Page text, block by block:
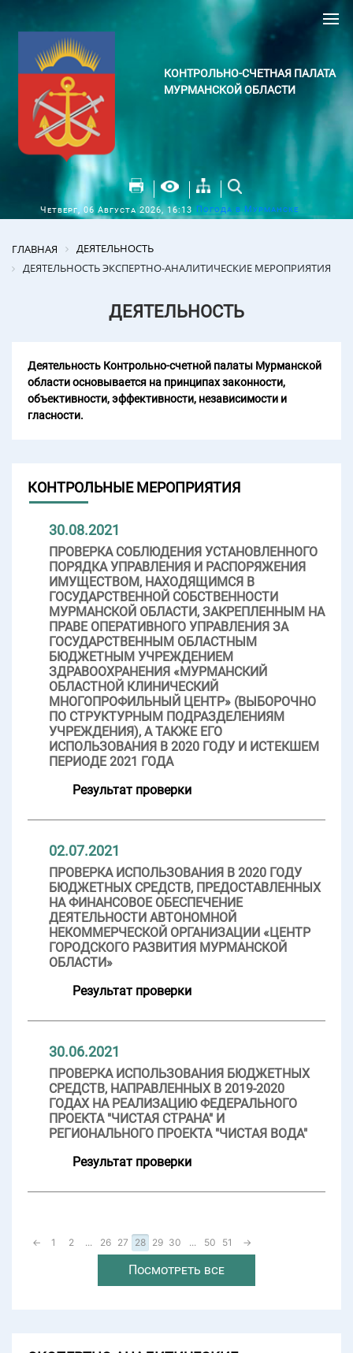
КОНТРОЛЬНО-СЧЕТНАЯ ПАЛАТА
МУРМАНСКОЙ ОБЛАСТИ
Четверг, 06 Августа 2026, 16:13 Погода в Мурманске
ГЛАВНАЯ
ДЕЯТЕЛЬНОСТЬ
ДЕЯТЕЛЬНОСТЬ ЭКСПЕРТНО-АНАЛИТИЧЕСКИЕ МЕРОПРИЯТИЯ
ДЕЯТЕЛЬНОСТЬ
Деятельность Контрольно-счетной палаты Мурманской
области основывается на принципах законности,
объективности, эффективности, независимости и
гласности.
КОНТРОЛЬНЫЕ МЕРОПРИЯТИЯ
30.08.2021
ПРОВЕРКА СОБЛЮДЕНИЯ УСТАНОВЛЕННОГО
ПОРЯДКА УПРАВЛЕНИЯ И РАСПОРЯЖЕНИЯ
ИМУЩЕСТВОМ, НАХОДЯЩИМСЯ В
ГОСУДАРСТВЕННОЙ СОБСТВЕННОСТИ
МУРМАНСКОЙ ОБЛАСТИ, ЗАКРЕПЛЕННЫМ НА
ПРАВЕ ОПЕРАТИВНОГО УПРАВЛЕНИЯ ЗА
ГОСУДАРСТВЕННЫМ ОБЛАСТНЫМ
БЮДЖЕТНЫМ УЧРЕЖДЕНИЕМ
ЗДРАВООХРАНЕНИЯ «МУРМАНСКИЙ
ОБЛАСТНОЙ КЛИНИЧЕСКИЙ
МНОГОПРОФИЛЬНЫЙ ЦЕНТР» (ВЫБОРОЧНО
ПО СТРУКТУРНЫМ ПОДРАЗДЕЛЕНИЯМ
УЧРЕЖДЕНИЯ), А ТАКЖЕ ЕГО
ИСПОЛЬЗОВАНИЯ В 2020 ГОДУ И ИСТЕКШЕМ
ПЕРИОДЕ 2021 ГОДА
Результат проверки
02.07.2021
ПРОВЕРКА ИСПОЛЬЗОВАНИЯ В 2020 ГОДУ
БЮДЖЕТНЫХ СРЕДСТВ, ПРЕДОСТАВЛЕННЫХ
НА ФИНАНСОВОЕ ОБЕСПЕЧЕНИЕ
ДЕЯТЕЛЬНОСТИ АВТОНОМНОЙ
НЕКОММЕРЧЕСКОЙ ОРГАНИЗАЦИИ «ЦЕНТР
ГОРОДСКОГО РАЗВИТИЯ МУРМАНСКОЙ
ОБЛАСТИ»
Результат проверки
30.06.2021
ПРОВЕРКА ИСПОЛЬЗОВАНИЯ БЮДЖЕТНЫХ
СРЕДСТВ, НАПРАВЛЕННЫХ В 2019-2020
ГОДАХ НА РЕАЛИЗАЦИЮ ФЕДЕРАЛЬНОГО
ПРОЕКТА "ЧИСТАЯ СТРАНА" И
РЕГИОНАЛЬНОГО ПРОЕКТА "ЧИСТАЯ ВОДА"
Результат проверки
← 1 2 ... 26 27 28 29 30 ... 50 51 →
Посмотреть все